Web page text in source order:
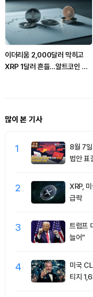
이더리움 2,000달러 막히고
XRP 1달러 흔들…알트코인 선
많이 본 기사
1
8월 7
법안 표
2
XRP,
급락
3
트럼프
늘어”
4
미국
티지